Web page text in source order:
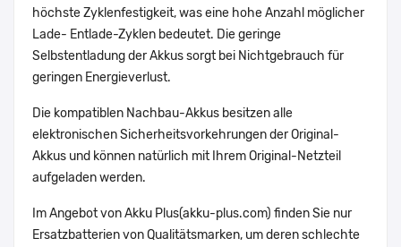
höchste Zyklenfestigkeit, was eine hohe Anzahl möglicher
Lade- Entlade-Zyklen bedeutet. Die geringe
Selbstentladung der Akkus sorgt bei Nichtgebrauch für
geringen Energieverlust.
Die kompatiblen Nachbau-Akkus besitzen alle
elektronischen Sicherheitsvorkehrungen der Original-
Akkus und können natürlich mit Ihrem Original-Netzteil
aufgeladen werden.
Im Angebot von Akku Plus(akku-plus.com) finden Sie nur
Ersatzbatterien von Qualitätsmarken, um deren schlechte